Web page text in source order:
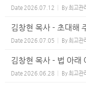
Date 2026.07.12 By최고관
김창현 목사 - 초대해
Date 2026.07.05 By최고관
김창현 목사 - 법 아래
Date 2026.06.28 By최고관